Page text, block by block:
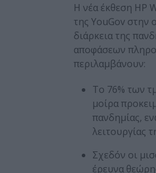
Η νέα έκθεση HP
της YouGov στην
διάρκεια της
αποφάσεων
περιλαμβάνουν:
Το 76% των
μοίρα
πανδημίας,
λειτουργίας
Σχεδόν οι
έρευνα